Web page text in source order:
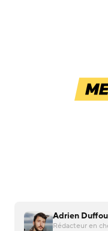
Adrien
Rédacteur en